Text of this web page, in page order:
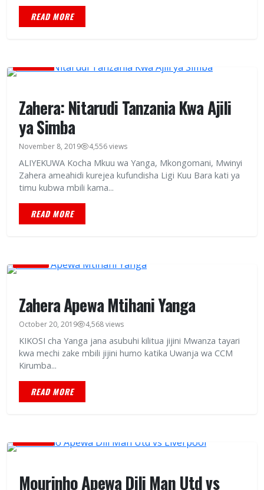
READ MORE
Zahera: Nitarudi Tanzania Kwa Ajili
ya Simba
November 8, 2019 4,556 views
ALIYEKUWA Kocha Mkuu wa Yanga, Mkongomani, Mwinyi
Zahera ameahidi kurejea kufundisha Ligi Kuu Bara kati ya
timu kubwa mbili kama...
READ MORE
Zahera Apewa Mtihani Yanga
October 20, 2019 4,568 views
KIKOSI cha Yanga jana asubuhi kilitua jijini Mwanza tayari
kwa mechi zake mbili jijini humo katika Uwanja wa CCM
Kirumba...
READ MORE
Mourinho Apewa Dili Man Utd vs